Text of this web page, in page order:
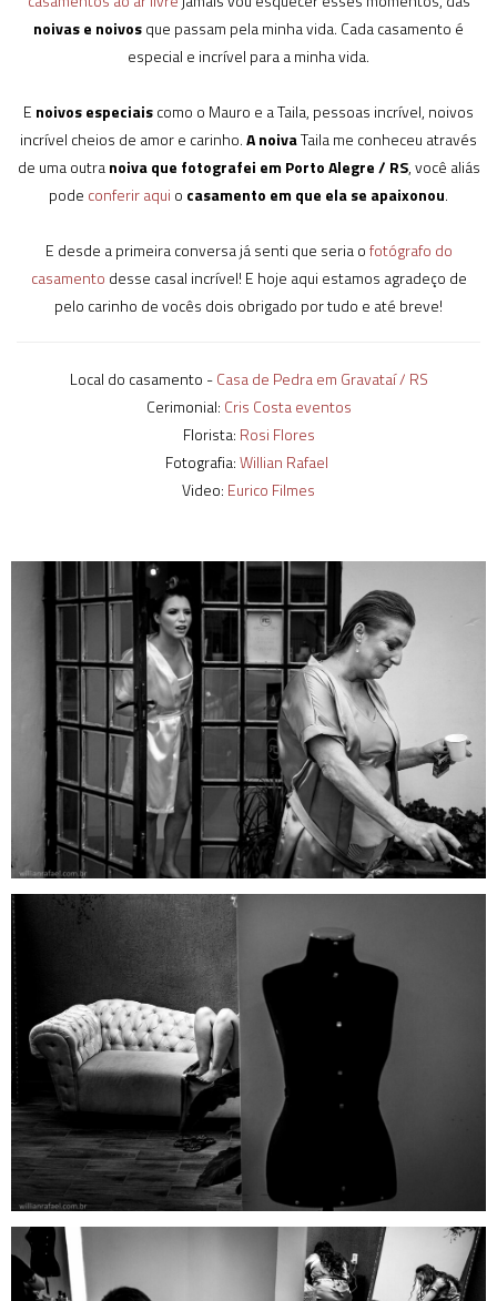
noivas e noivosque passam pela minha vida. Cada casamento é
especial e incrível para a minha vida.
E noivos especiaiscomo o Mauro e a Taila, pessoas incrível, noivos
incrível cheios de amor e carinho.A noivaTaila me conheceu através
de uma outranoiva que fotografei em Porto Alegre / RS, você aliás
pode conferir aqui o casamento em que ela se apaixonou.
E desde a primeira conversa já senti que seria ofotógrafo do
casamento desse casal incrível! E hoje aqui estamos agradeço de
pelo carinho de vocês dois obrigado por tudo e até breve!
Local do casamento -Casa de Pedra em Gravataí / RS
Cerimonial: Cris Costa eventos
Florista: Rosi Flores
Fotografia:Willian Rafael
Video: Eurico Filmes